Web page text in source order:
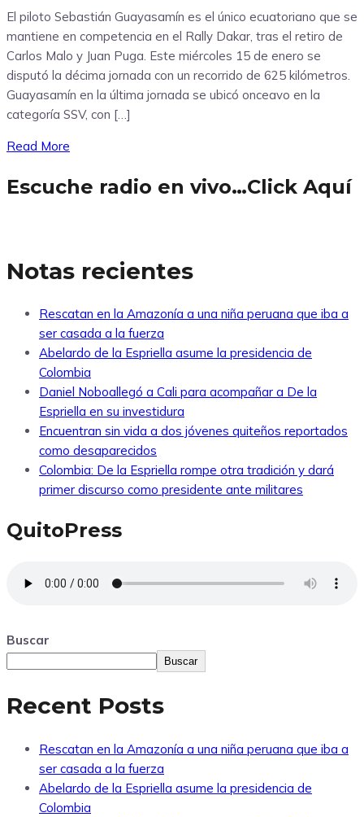
El piloto Sebastián Guayasamín es el único ecuatoriano que se
mantiene en competencia en el Rally Dakar, tras el retiro de
Carlos Malo y Juan Puga. Este miércoles 15 de enero se
disputó la décima jornada con un recorrido de 625 kilómetros.
Guayasamín en la última jornada se ubicó onceavo en la
categoría SSV, con […]
Read More
Escuche radio en vivo…Click Aquí
Notas recientes
Rescatan en la Amazonía a una niña peruana que iba a
ser casada a la fuerza
Abelardo de la Espriella asume la presidencia de
Colombia
Daniel Noboallegó a Cali para acompañar a De la
Espriella en su investidura
Encuentran sin vida a dos jóvenes quiteños reportados
como desaparecidos
Colombia: De la Espriella rompe otra tradición y dará
primer discurso como presidente ante militares
QuitoPress
Buscar
Buscar
Recent Posts
Rescatan en la Amazonía a una niña peruana que iba a
ser casada a la fuerza
Abelardo de la Espriella asume la presidencia de
Colombia